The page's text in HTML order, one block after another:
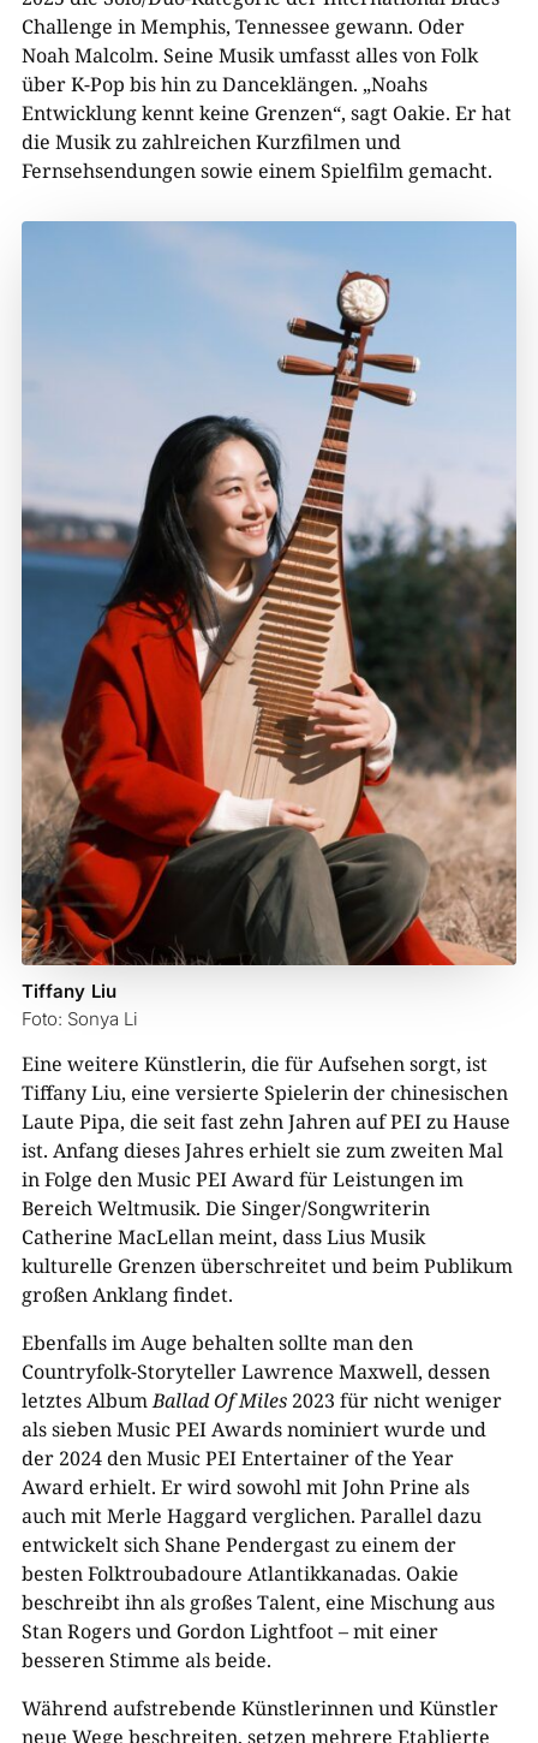
Challenge in Memphis, Tennessee gewann. Oder
Noah Malcolm. Seine Musik umfasst alles von Folk
über K-Pop bis hin zu Danceklängen. „Noahs
Entwicklung kennt keine Grenzen“, sagt Oakie. Er hat
die Musik zu zahlreichen Kurzfilmen und
Fernsehsendungen sowie einem Spielfilm gemacht.
Tiffany Liu
Foto: Sonya Li
Eine weitere Künstlerin, die für Aufsehen sorgt, ist
Tiffany Liu, eine versierte Spielerin der chinesischen
Laute Pipa, die seit fast zehn Jahren auf PEI zu Hause
ist. Anfang dieses Jahres erhielt sie zum zweiten Mal
in Folge den Music PEI Award für Leistungen im
Bereich Weltmusik. Die Singer/Songwriterin
Catherine MacLellan meint, dass Lius Musik
kulturelle Grenzen überschreitet und beim Publikum
großen Anklang findet.
Ebenfalls im Auge behalten sollte man den
Countryfolk-Storyteller Lawrence Maxwell, dessen
letztes AlbumBallad Of Miles2023 für nicht weniger
als sieben Music PEI Awards nominiert wurde und
der 2024 den Music PEI Entertainer of the Year
Award erhielt. Er wird sowohl mit John Prine als
auch mit Merle Haggard verglichen. Parallel dazu
entwickelt sich Shane Pendergast zu einem der
besten Folktroubadoure Atlantikkanadas. Oakie
beschreibt ihn als großes Talent, eine Mischung aus
Stan Rogers und Gordon Lightfoot – mit einer
besseren Stimme als beide.
Während aufstrebende Künstlerinnen und Künstler
neue Wege beschreiten, setzen mehrere Etablierte